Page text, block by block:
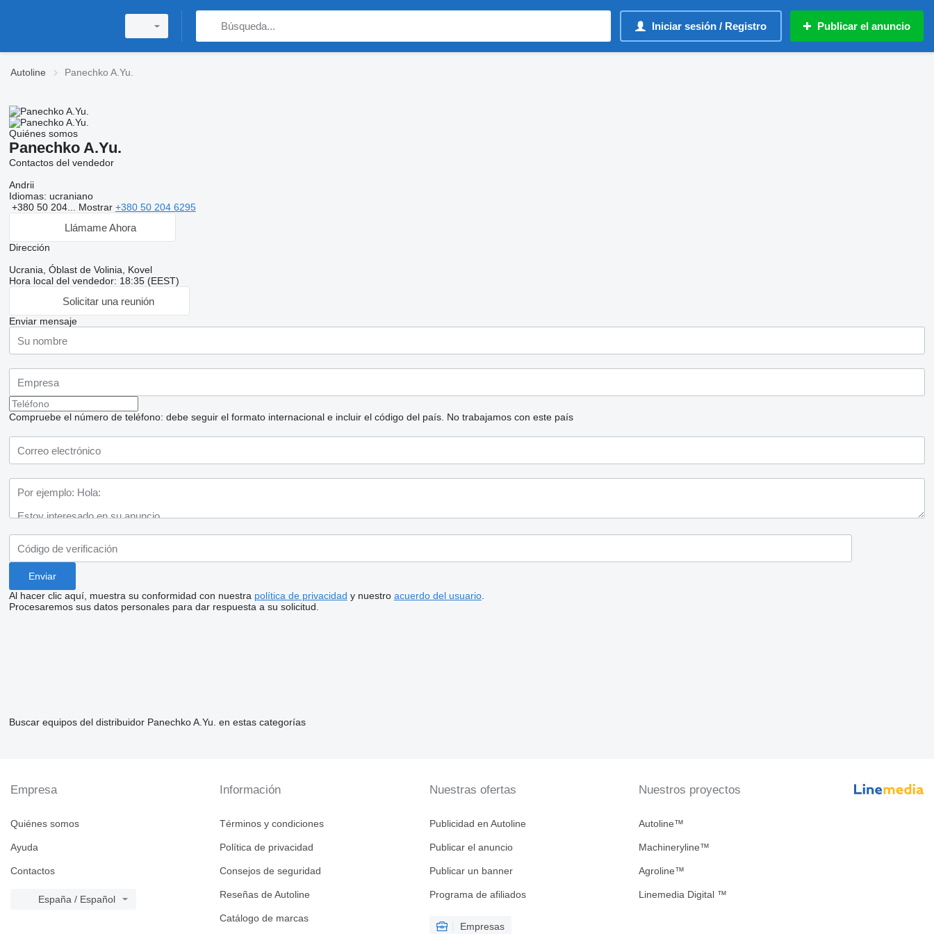
Iniciar sesión / Registro Publicar el anuncio
Autoline Panechko A.Yu.
Quiénes somos
Panechko A.Yu.
Contactos del vendedor
Andrii
Idiomas: ucraniano
+380 50 204... Mostrar +380 50 204 6295
Llámame Ahora
Dirección
Ucrania, Óblast de Volinia, Kovel
Hora local del vendedor: 18:35 (EEST)
Solicitar una reunión
Enviar mensaje
Compruebe el número de teléfono: debe seguir el formato internacional e incluir el código del país. No trabajamos con este país
Al hacer clic aquí, muestra su conformidad con nuestra política de privacidad y nuestro acuerdo del usuario.
Procesaremos sus datos personales para dar respuesta a su solicitud.
Buscar equipos del distribuidor Panechko A.Yu. en estas categorías
Empresa
Quiénes somos
Ayuda
Contactos
España / Español
Información
Términos y condiciones
Política de privacidad
Consejos de seguridad
Reseñas de Autoline
Catálogo de marcas
Nuestras ofertas
Publicidad en Autoline
Publicar el anuncio
Publicar un banner
Programa de afiliados
Empresas
Nuestros proyectos
Autoline™
Machineryline™
Agroline™
Linemedia Digital ™